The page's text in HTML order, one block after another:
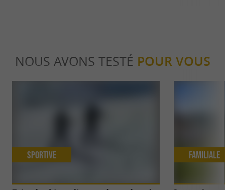
NOUS AVONS TESTÉ POUR VOUS
Sportive Familiale